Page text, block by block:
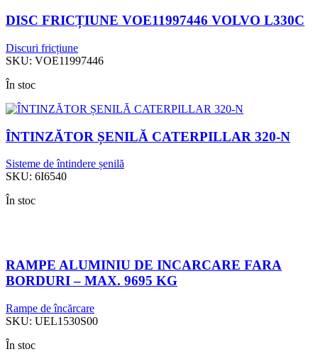
DISC FRICȚIUNE VOE11997446 VOLVO L330C
Discuri fricțiune
SKU: VOE11997446
În stoc
ÎNTINZĂTOR ȘENILĂ CATERPILLAR 320-N
Sisteme de întindere șenilă
SKU: 6I6540
În stoc
RAMPE ALUMINIU DE INCARCARE FARA
BORDURI – MAX. 9695 KG
Rampe de încărcare
SKU: UEL1530S00
În stoc